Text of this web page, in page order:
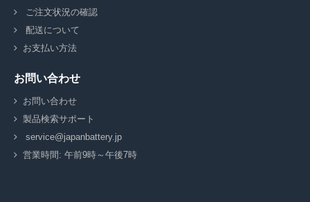
ご注文状況の確認
配送について
お支払い方法
お問い合わせ
お問い合わせ
製品検索サポート
service@japanbattery.jp
営業時間: 午前9時～午後7時